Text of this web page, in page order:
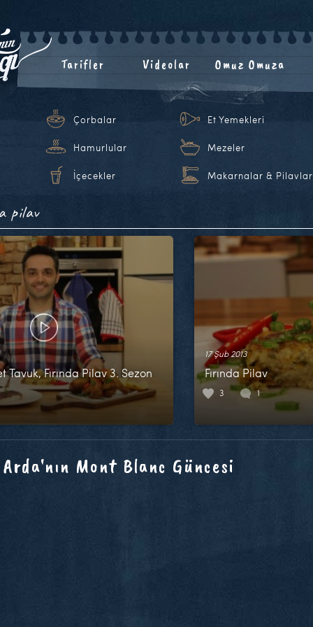
Tarifler Videolar Omuz Omuza
Çorbalar Et Yemekleri
Hamurlular Mezeler
İçecekler Makarnalar & Pilavlar
pilav
Tavuk, Fırında Pilav 3. Sezon
17 Şub 2013
Fırında Pilav
3 1
Arda'nın Mont Blanc Güncesi